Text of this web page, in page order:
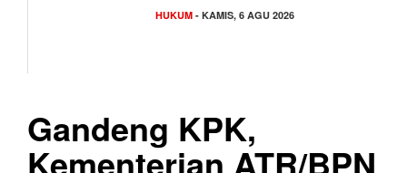
HUKUM - KAMIS, 6 AGU 2026
Gandeng KPK,
Kementerian ATR/BPN